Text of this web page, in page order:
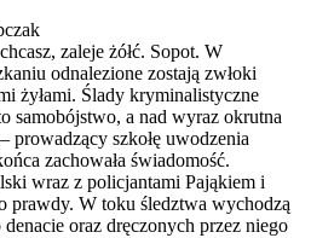
zaleje żółć. Sopot. W
odnalezione zostają zwłoki
żyłami. Ślady kryminalistyczne
samobójstwo, a nad wyraz okrutna
prowadzący szkołę uwodzenia
zachowała świadomość.
wraz z policjantami Pająkiem i
prawdy. W toku śledztwa wychodzą
oraz dręczonych przez niego